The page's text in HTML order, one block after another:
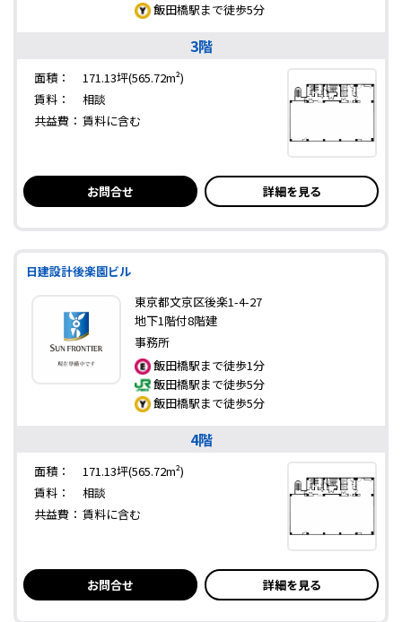
飯田橋駅まで徒歩5分
3階
面積：
171.13坪(565.72m²)
賃料：
相談
共益費： 賃料に含む
お問合せ 詳細を見る
日建設計後楽園ビル
東京都文京区後楽1-4-27
地下1階付8階建
事務所
飯田橋駅まで徒歩1分
飯田橋駅まで徒歩5分
飯田橋駅まで徒歩5分
4階
面積：
171.13坪(565.72m²)
賃料：
相談
共益費： 賃料に含む
お問合せ 詳細を見る